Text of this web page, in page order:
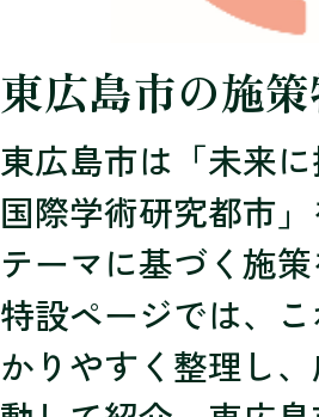
東広島市の施
東広島市は「未来
国際学術研究都市
テーマに基づく施
特設ページでは、
かりやすく整理し